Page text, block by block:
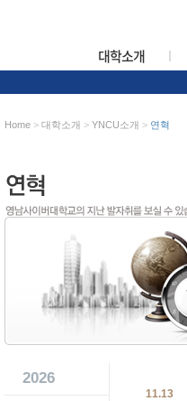
대학소개
Home >대학소개 >YNCU소개 > 연혁
2026
11.13